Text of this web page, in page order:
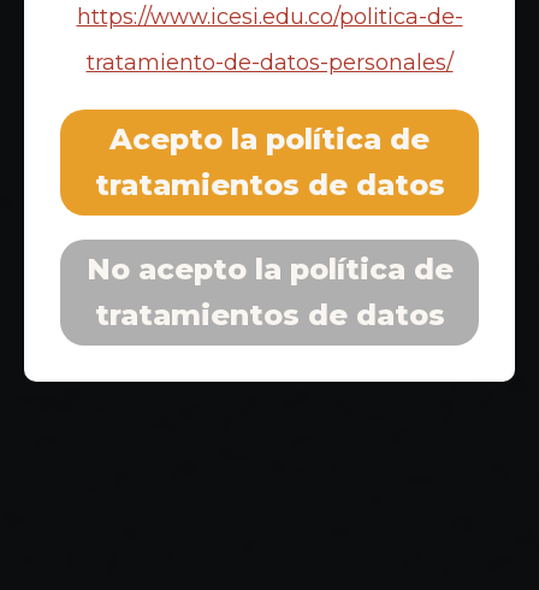
https://www.icesi.edu.co/politica-de-
tratamiento-de-datos-personales/
Acepto la política de
tratamientos de datos
No acepto la política de
tratamientos de datos